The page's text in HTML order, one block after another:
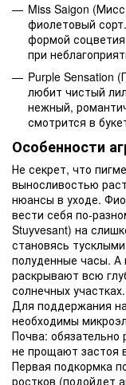
Miss Saigon
фиолетовый
формой
при
Purple Sensation
любит чистый
нежный,
смотрится в
Особенности
Не секрет, что
выносливостью
нюансы в уходе.
вести себя по-
Stuyvesant) на
становясь
полуденные часы. А
раскрывают всю
солнечных участках.
Для поддержания
необходимы
Почва:
не прощают застоя
Первая подкормка
ростков (подойдет